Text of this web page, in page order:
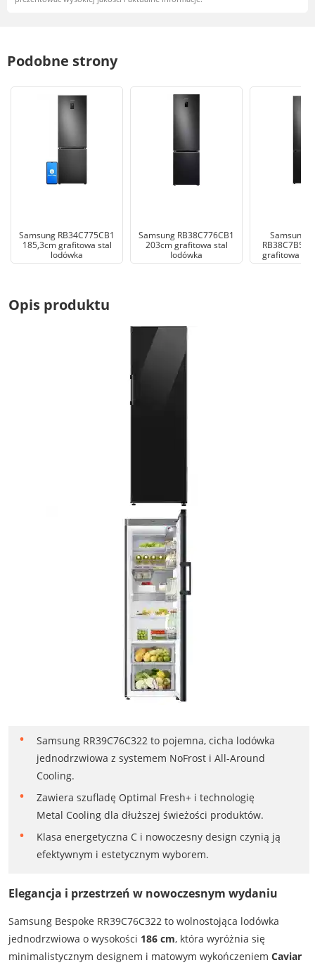
Podobne strony
Samsung RB34C775CB1
185,3cm grafitowa stal
lodówka
Samsung RB38C776CB1
203cm grafitowa stal
lodówka
Samsung
grafitowa
Opis produktu
Samsung RR39C76C322 to pojemna, cicha lodówka
jednodrzwiowa z systemem NoFrost i All-Around
Cooling.
Zawiera szufladę Optimal Fresh+ i technologię
Metal Cooling dla dłuższej świeżości produktów.
Klasa energetyczna C i nowoczesny design czynią ją
efektywnym i estetycznym wyborem.
Elegancja i przestrzeń w nowoczesnym wydaniu
Samsung Bespoke RR39C76C322 to wolnostojąca lodówka
jednodrzwiowa o wysokości 186 cm, która wyróżnia się
minimalistycznym designem i matowym wykończeniem Caviar